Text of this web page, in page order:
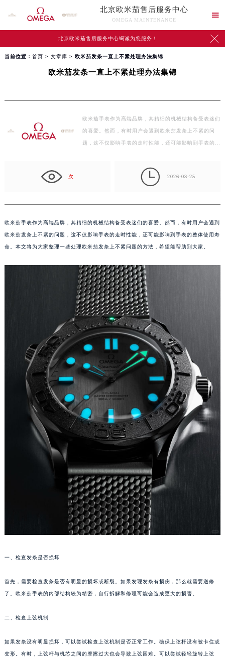
北京欧米茄售后服务中心
OMEGA MAINTENANCE

北京欧米茄售后服务中心竭诚为您服务！ 
当前位置： 首页 > 文章库 > 欧米茄发条一直上不紧处理办法集锦
欧米茄发条一直上不紧处理办法集锦
欧米茄手表作为高端品牌，其精细的机械结构备受表迷们
的喜爱。然而，有时用户会遇到欧米茄发条上不紧的问
题，这不仅影响手表的走时性能，还可能影响到手表的整
次  2026-03-25
欧米茄手表作为高端品牌，其精细的机械结构备受表迷们的喜爱。然而，有时用户会遇到
欧米茄发条上不紧的问题，这不仅影响手表的走时性能，还可能影响到手表的整体使用寿
命。本文将为大家整理一些处理欧米茄发条上不紧问题的方法，希望能帮助到大家。
一、检查发条是否损坏
首先，需要检查发条是否有明显的损坏或断裂。如果发现发条有损伤，那么就需要送修
了。欧米茄手表的内部结构较为精密，自行拆解和修理可能会造成更大的损害。
二、检查上弦机制
如果发条没有明显损坏，可以尝试检查上弦机制是否正常工作。确保上弦杆没有被卡住或
变形。有时，上弦杆与机芯之间的摩擦过大也会导致上弦困难。可以尝试轻轻旋转上弦